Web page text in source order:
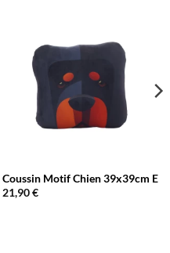
Coussin Motif Chien 39x39cm E
21,90€